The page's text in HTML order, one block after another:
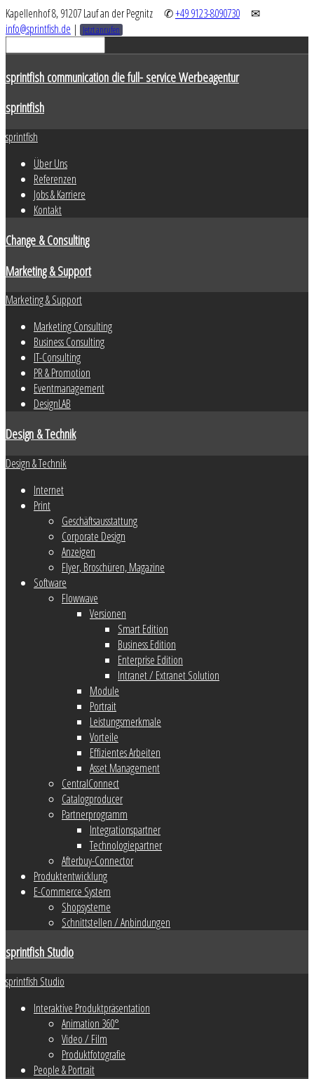
Kapellenhof 8, 91207 Lauf an der Pegnitz ✆+49 9123-8090730
✉
info@sprintfish.de | Jetzt anrufen
sprintfish communication die full- service Werbeagentur
sprintfish
sprintfish
Über Uns
Referenzen
Jobs & Karriere
Kontakt
Change & Consulting
Marketing & Support
Marketing & Support
Marketing Consulting
Business Consulting
IT-Consulting
PR & Promotion
Eventmanagement
DesignLAB
Design & Technik
Design & Technik
Internet
Print
Geschäftsausstattung
Corporate Design
Anzeigen
Flyer, Broschüren, Magazine
Software
Flowwave
Versionen
Smart Edition
Business Edition
Enterprise Edition
Intranet / Extranet Solution
Module
Portrait
Leistungsmerkmale
Vorteile
Effizientes Arbeiten
Asset Management
CentralConnect
Catalogproducer
Partnerprogramm
Integrationspartner
Technologiepartner
Afterbuy-Connector
Produktentwicklung
E-Commerce System
Shopsysteme
Schnittstellen / Anbindungen
sprintfish Studio
sprintfish Studio
Interaktive Produktpräsentation
Animation 360°
Video / Film
Produktfotografie
People & Portrait